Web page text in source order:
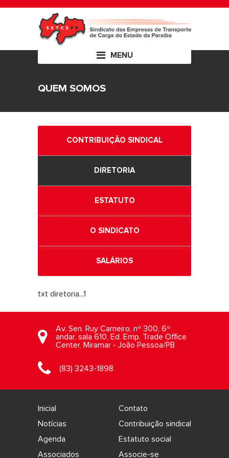
MENU
QUEM SOMOS
CONTRIBUIÇÃO SINDICAL
DIRETORIA
ESTATUTO
O SINDICATO
SALÁRIOS
txt diretoria...1
Av. Sen. Ruy Carneiro, nº 300, 6º
andar, sala 610, Ed. Emp. Trade Office
Center, Miramar - João Pessoa/PB
(83) 3243-1898
Inicial
Notícias
Agenda
Associados
Contato
Contribuição sindical
Estatuto social
Associe-se